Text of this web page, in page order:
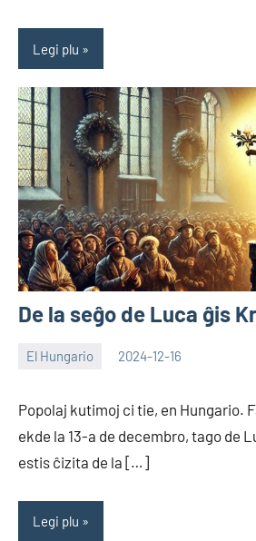
Legi plu
De la seĝo de Luca ĝis
El Hungario 2024-12-16
Popolaj kutimoj ci tie, en Hungario.
ekde la 13-a de decembro, tago de
estis ĉizita de la […]
Legi plu